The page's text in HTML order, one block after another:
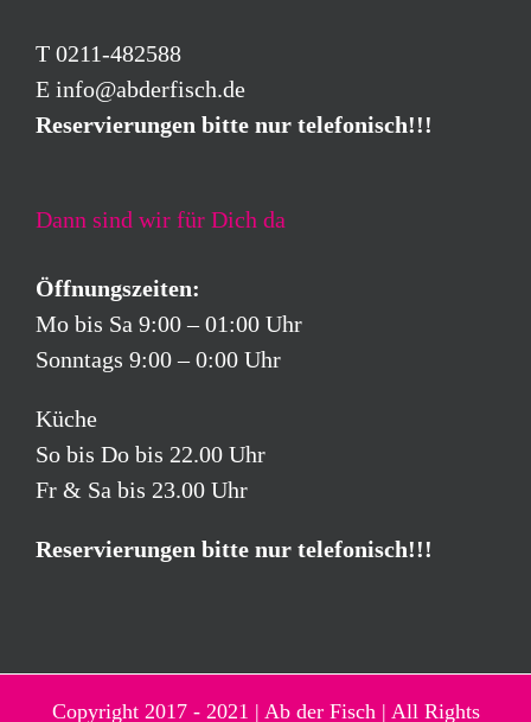
T 0211-482588
E info@abderfisch.de
Reservierungen bitte nur telefonisch!!!
Dann sind wir für Dich da
Öffnungszeiten:
Mo bis Sa 9:00 – 01:00 Uhr
Sonntags 9:00 – 0:00 Uhr
Küche
So bis Do bis 22.00 Uhr
Fr & Sa bis 23.00 Uhr
Reservierungen bitte nur telefonisch!!!
Copyright 2017 - 2021 | Ab der Fisch | All Rights